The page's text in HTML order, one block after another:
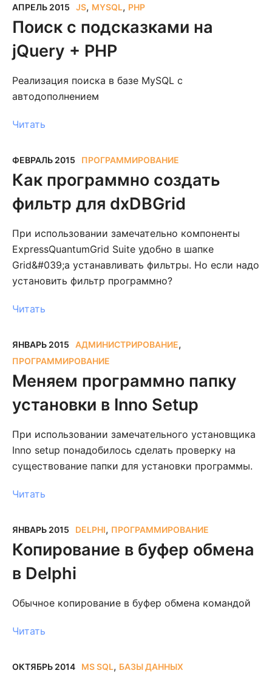
АПРЕЛЬ 2015 JS, MYSQL, PHP
Поиск с подсказками на
jQuery + PHP
Реализация поиска в базе MySQL с
автодополнением
Читать
ФЕВРАЛЬ 2015 ПРОГРАММИРОВАНИЕ
Как программно создать
фильтр для dxDBGrid
При использовании замечательно компоненты
ExpressQuantumGrid Suite удобно в шапке
Grid&#039;а устанавливать фильтры. Но если надо
установить фильтр программно?
Читать
ЯНВАРЬ 2015 АДМИНИСТРИРОВАНИЕ,
ПРОГРАММИРОВАНИЕ
Меняем программно папку
установки в Inno Setup
При использовании замечательного установщика
Inno setup понадобилось сделать проверку на
существование папки для установки программы.
Читать
ЯНВАРЬ 2015 DELPHI, ПРОГРАММИРОВАНИЕ
Копирование в буфер обмена
в Delphi
Обычное копирование в буфер обмена командой
Читать
ОКТЯБРЬ 2014 MS SQL, БАЗЫ ДАННЫХ